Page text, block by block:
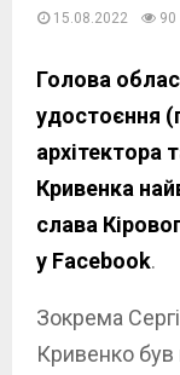
15.08.2022 90
Голова
удостоєння
архітектора
Кривенка
слава
у Facebook.
Зокрема
Кривенко